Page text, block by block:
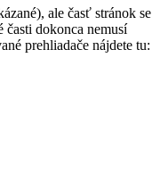
ale časť stránok se
časti dokonca nemusí
prehliadače nájdete tu: